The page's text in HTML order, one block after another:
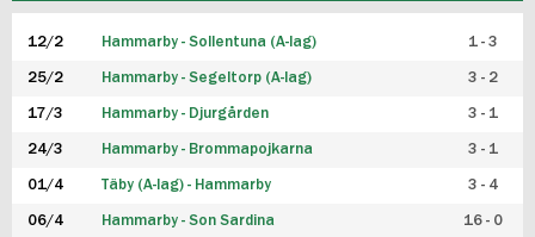
F19
FUTSAL HERR
FUTSAL DAM
12/2 Hammarby - Sollentuna (A-lag) 1 - 3
25/2 Hammarby - Segeltorp (A-lag) 3 - 2
17/3 Hammarby - Djurgården 3 - 1
24/3 Hammarby - Brommapojkarna 3 - 1
01/4 Täby (A-lag) - Hammarby 3 - 4
06/4 Hammarby - Son Sardina 16 - 0